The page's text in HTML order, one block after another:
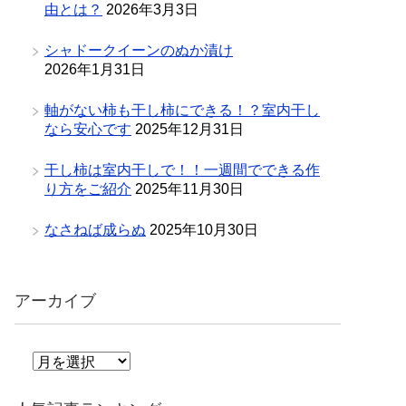
由とは？ 2026年3月3日
シャドークイーンのぬか漬け
2026年1月31日
軸がない柿も干し柿にできる！？室内干し
なら安心です 2025年12月31日
干し柿は室内干しで！！一週間でできる作
り方をご紹介 2025年11月30日
なさねば成らぬ 2025年10月30日
アーカイブ
ア